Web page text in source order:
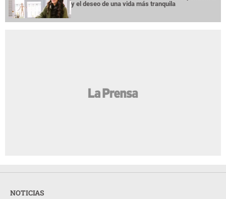
y el deseo de una vida más tranquila
NOTICIAS